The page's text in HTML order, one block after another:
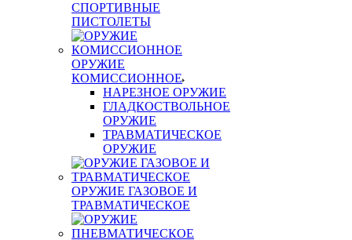
СПОРТИВНЫЕ
ПИСТОЛЕТЫ
ОРУЖИЕ
КОМИССИОННОЕ
НАРЕЗНОЕ ОРУЖИЕ
ГЛАДКОСТВОЛЬНОЕ
ОРУЖИЕ
ТРАВМАТИЧЕСКОЕ
ОРУЖИЕ
ОРУЖИЕ ГАЗОВОЕ И
ТРАВМАТИЧЕСКОЕ